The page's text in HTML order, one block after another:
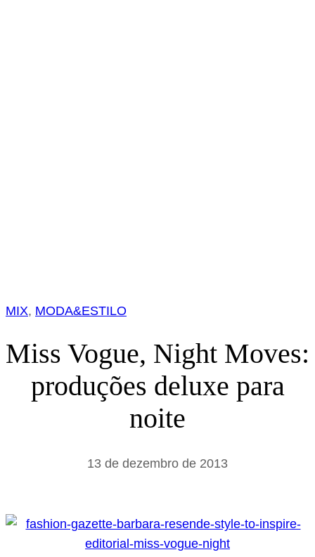
MIX, MODA&ESTILO
Miss Vogue, Night Moves:
produções deluxe para
noite
13 de dezembro de 2013